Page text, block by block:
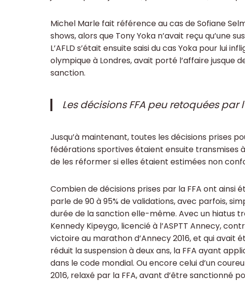
Michel Marle fait référence au cas de Sofiane
shows, alors que Tony Yoka n’avait reçu qu’une
L’AFLD s’était ensuite saisi du cas Yoka pour lui
olympique à Londres, avait porté l’affaire jusque
sanction.
Les décisions FFA peu retoquées par
Jusqu’à maintenant, toutes les décisions prises
fédérations sportives étaient ensuite transmises
de les réformer si elles étaient estimées non
Combien de décisions prises par la FFA ont ainsi
parle de 90 à 95% de validations, avec parfois,
durée de la sanction elle-même. Avec un hiatus
Kennedy Kipeygo, licencié à l’ASPTT Annecy,
victoire au marathon d’Annecy 2016, et qui avait
réduit la suspension à deux ans, la FFA ayant
dans le code mondial. Ou encore celui d’un
2016, relaxé par la FFA, avant d’être sanctionné